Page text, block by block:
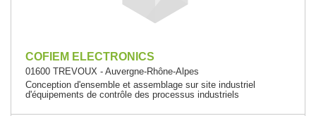
COFIEM ELECTRONICS
01600 TREVOUX - Auvergne-Rhône-Alpes
Conception d'ensemble et assemblage sur site industriel
d'équipements de contrôle des processus industriels